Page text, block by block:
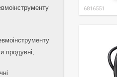
6816551
продувні,